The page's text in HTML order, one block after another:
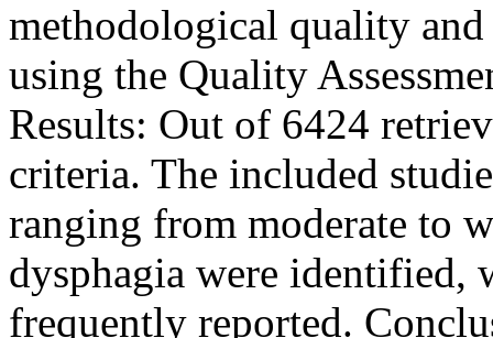
methodological quality and
using the Quality
Results: Out of 6424
criteria. The included
ranging from moderate to
dysphagia were identified,
frequently reported.